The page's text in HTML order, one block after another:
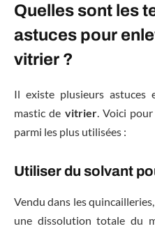
Quelles sont les
astuces pour
vitrier ?
Il existe plusieurs
mastic de vitrier. Voici
parmi les plus utilisées :
Utiliser du solvant
Vendu dans les
une dissolution totale du